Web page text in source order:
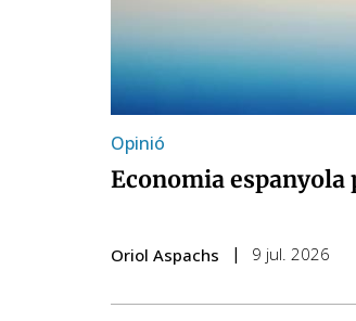
Opinió
Economia espanyola
Oriol Aspachs 9 jul. 2026